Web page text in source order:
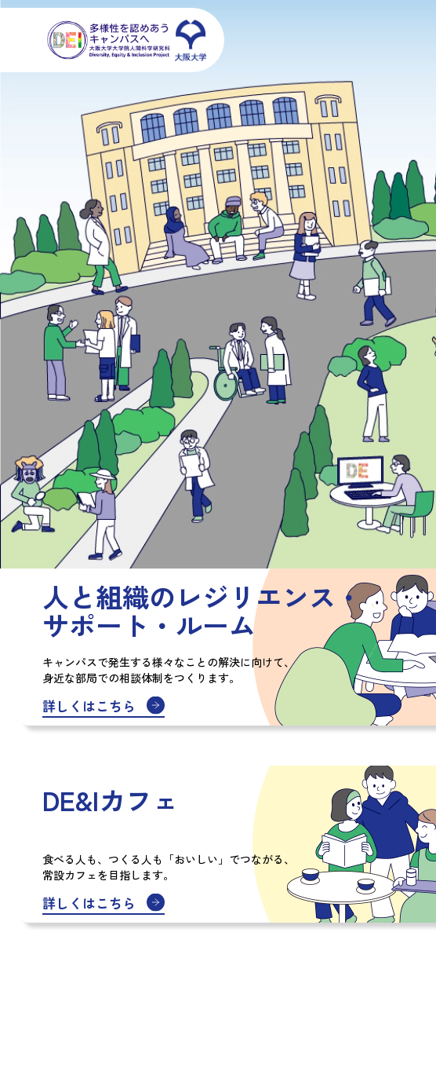
人と組織のレジリエンス・
サポート・ルーム
キャンパスで発生する様々なことの解決に向けて、
身近な部局での相談体制をつくります。
詳しくはこちら
DE&Iカフェ
食べる人も、つくる人も 「おいしい」でつながる、
常設カフェを目指します。
詳しくはこちら